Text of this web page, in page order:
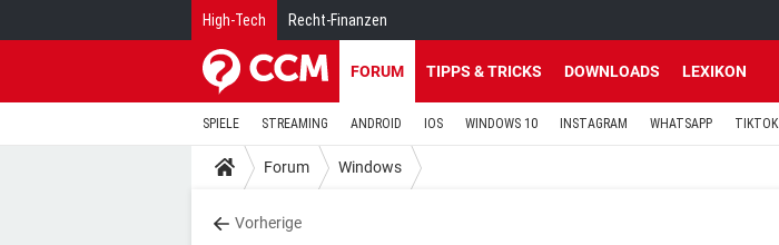
High-Tech Recht-Finanzen
FORUM TIPPS & TRICKS DOWNLOADS LEXIKON
SPIELE STREAMING ANDROID IOS WINDOWS 10 INSTAGRAM WHATSAPP TIKTOK
Forum Windows
Vorherige